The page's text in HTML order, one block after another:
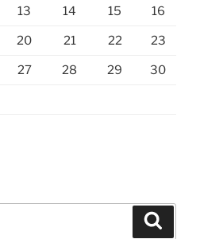
13 14 15 16
20 21 22 23
27 28 29 30